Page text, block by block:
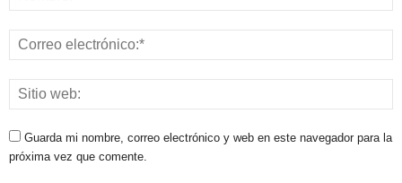
Guarda mi nombre, correo electrónico y web en este navegador para la
próxima vez que comente.